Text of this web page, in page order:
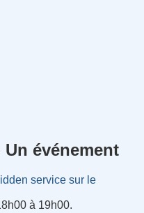
événement
service sur le
à 19h00.